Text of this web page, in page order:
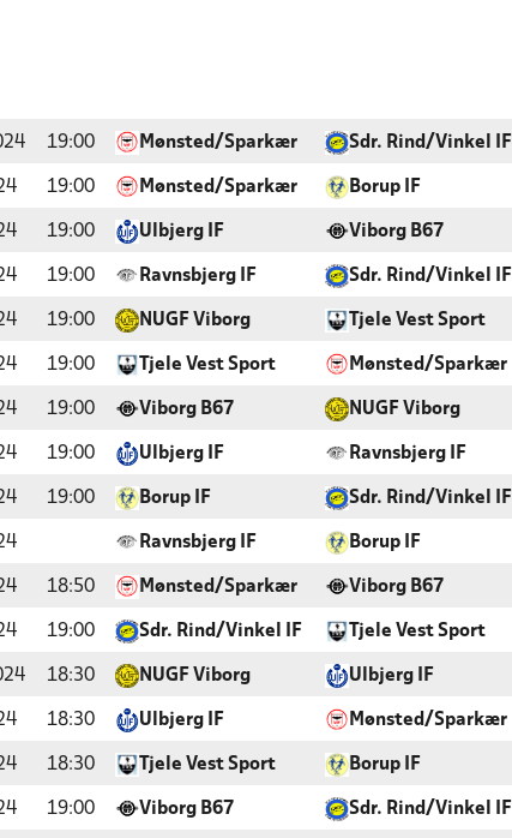
19:00 Mønsted/Sparkær Sdr. Rind/Vinkel IF
19:00 Mønsted/Sparkær Borup IF
19:00 Ulbjerg IF Viborg B67
19:00 Ravnsbjerg IF Sdr. Rind/Vinkel IF
19:00 NUGF Viborg Tjele Vest Sport
19:00 Tjele Vest Sport Mønsted/Sparkær
19:00 Viborg B67 NUGF Viborg
19:00 Ulbjerg IF Ravnsbjerg IF
19:00 Borup IF Sdr. Rind/Vinkel IF
Ravnsbjerg IF Borup IF
18:50 Mønsted/Sparkær Viborg B67
19:00 Sdr. Rind/Vinkel IF Tjele Vest Sport
18:30 NUGF Viborg Ulbjerg IF
18:30 Ulbjerg IF Mønsted/Sparkær
18:30 Tjele Vest Sport Borup IF
19:00 Viborg B67 Sdr. Rind/Vinkel IF